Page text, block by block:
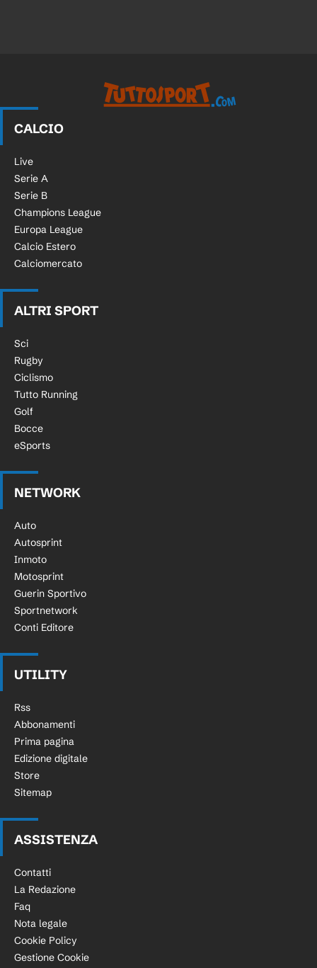
CALCIO
Live
Serie A
Serie B
Champions League
Europa League
Calcio Estero
Calciomercato
ALTRI SPORT
Sci
Rugby
Ciclismo
Tutto Running
Golf
Bocce
eSports
NETWORK
Auto
Autosprint
Inmoto
Motosprint
Guerin Sportivo
Sportnetwork
Conti Editore
UTILITY
Rss
Abbonamenti
Prima pagina
Edizione digitale
Store
Sitemap
ASSISTENZA
Contatti
La Redazione
Faq
Nota legale
Cookie Policy
Gestione Cookie